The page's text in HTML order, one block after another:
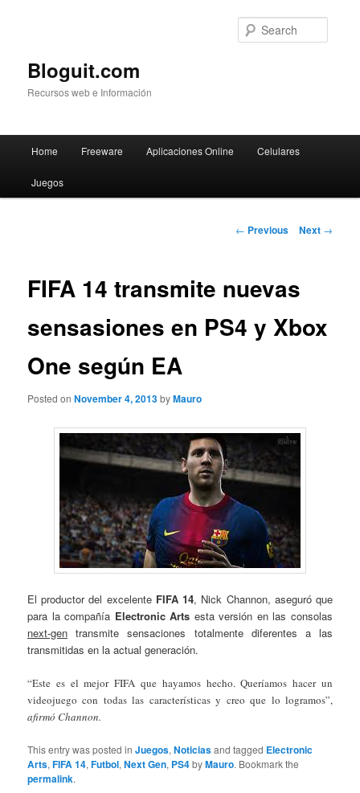
Bloguit.com
Recursos web e Información
Skip
to
Home Freeware Aplicaciones Online Celulares
Juegos
Post
← Previous Next →
FIFA 14 transmite nuevas
sensasiones en PS4 y Xbox
One según EA
Posted onNovember 4, 2013byMauro
El productor del excelente FIFA 14, Nick Channon, aseguró que
para la compañía Electronic Arts esta versión en las consolas
next-gen transmite sensaciones totalmente diferentes a las
transmitidas en la actual generación.
“Este es el mejor FIFA que hayamos hecho. Queríamos hacer un
videojuego con todas las características y creo que lo logramos”,
afirmó Channon.
This entry was posted inJuegos,Noticiasand tagged Electronic
Arts,FIFA 14,Futbol,Next Gen, PS4byMauro. Bookmark the
permalink.